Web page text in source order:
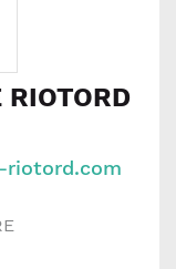
RIOTORD
riotord.com